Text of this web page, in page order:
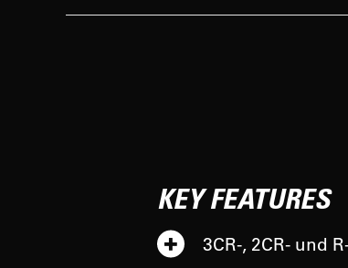
KEY FEATURES
3CR-, 2CR- und